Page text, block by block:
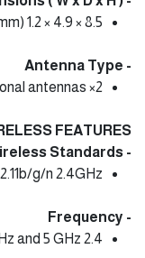
8.5 × 4.9 × 1.2 in (215.6 × 124.6 × 31.6 mm)
- Antenna Type
2× fixed Omini-Directional antennas
FEATURES
- Wireless Standards
g/n 2.4GHz
- Frequency
2.4 GHz and 5 GHz